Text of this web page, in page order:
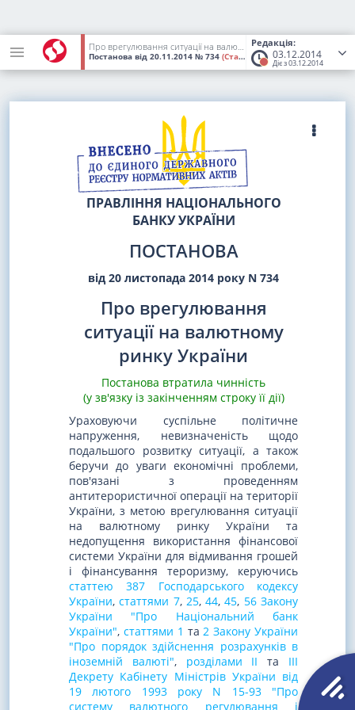
Редакція:
03.12.2014
Діє з 03.12.2014
Про врегулювання ситуації на валютному ринку України
Постанова від 20.11.2014 № 734 (Статус: Втратив чинність)
ПРАВЛІННЯ НАЦІОНАЛЬНОГО
БАНКУ УКРАЇНИ
ПОСТАНОВА
від 20 листопада 2014 року N 734
Про врегулювання
ситуації на валютному
ринку України
Постанова втратила чинність
(у зв'язку із закінченням строку її дії)
Ураховуючи суспільне політичне
напруження, невизначеність щодо
подальшого розвитку ситуації, а також
беручи до уваги економічні проблеми,
пов'язані з проведенням
антитерористичної операції на території
України, з метою врегулювання ситуації
на валютному ринку України та
недопущення використання фінансової
системи України для відмивання грошей
і фінансування тероризму, керуючись
статтею 387 Господарського кодексу
України,статтями 7, 25,44,45, 56 Закону
України "Про Національний банк
України", статтями 1 та2 Закону України
"Про порядок здійснення розрахунків в
іноземній валюті", розділами II та III
Декрету Кабінету Міністрів України від
19 лютого 1993 року N 15-93 "Про
систему валютного регулювання і